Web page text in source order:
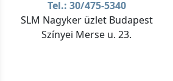
Tel.: 30/475-5340
SLM Nagyker üzlet Budapest
Színyei Merse u. 23.